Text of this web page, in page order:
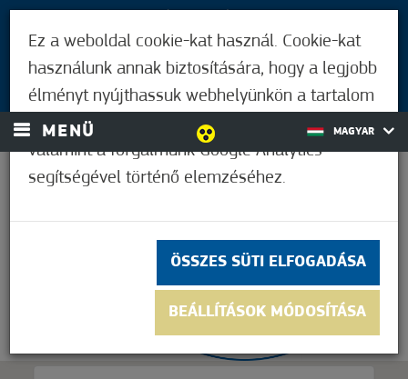
BEJELENTKEZÉS
MENÜ MAGYAR
Ez a weboldal cookie-kat használ. Cookie-kat
használunk annak biztosítására, hogy a legjobb
élményt nyújthassuk webhelyünkön a tartalom
és a hirdetések személyre szabásához,
valamint a forgalmunk Google Analytics
segítségével történő elemzéséhez.
ÖSSZES SÜTI ELFOGADÁSA
BEÁLLÍTÁSOK MÓDOSÍTÁSA